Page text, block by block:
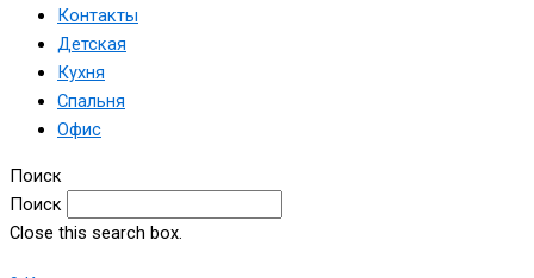
Контакты
Детская
Кухня
Спальня
Офис
Поиск
Поиск
Close this search box.